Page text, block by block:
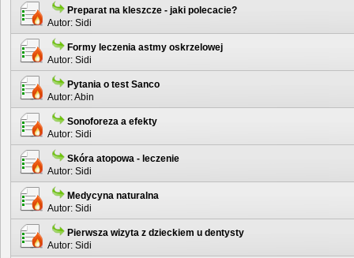
Preparat na kleszcze - jaki polecacie?
Autor: Sidi
Formy leczenia astmy oskrzelowej
Autor: Sidi
Pytania o test Sanco
Autor:Abin
Sonoforeza a efekty
Autor: Sidi
Skóra atopowa - leczenie
Autor: Sidi
Medycyna naturalna
Autor: Sidi
Pierwsza wizyta z dzieckiem u dentysty
Autor: Sidi